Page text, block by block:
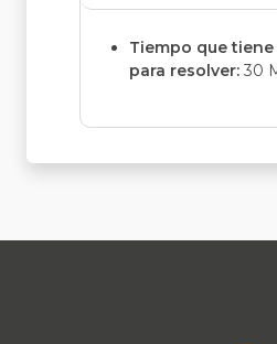
Tiempo que
para resolver: 30